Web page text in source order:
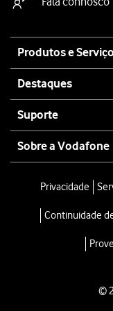
map
Produtos e
Destaques
Suporte
Sobre a Vodafone
Privacidade
Continuidade
©